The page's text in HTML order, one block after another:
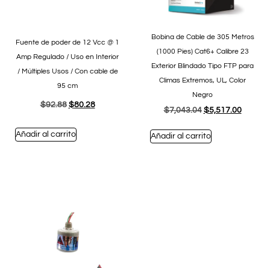
Fuente de poder de 12 Vcc @ 1
Amp Regulado / Uso en Interior
/ Múltiples Usos / Con cable de
95 cm
$92.88 $80.28
Añadir al carrito
Bobina de Cable de 305 Metros
(1000 Pies) Cat6+ Calibre 23
Exterior Blindado Tipo FTP para
Climas Extremos, UL, Color
Negro
$7,043.04 $5,517.00
Añadir al carrito